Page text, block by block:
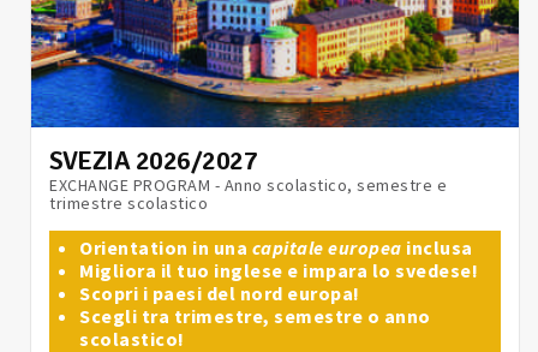
SVEZIA 2026/2027
EXCHANGE PROGRAM - Anno scolastico, semestre e
trimestre scolastico
Orientation in una capitale europea inclusa
Migliora il tuo inglese e impara lo svedese!
Scopri i paesi del nord europa!
Scegli tra trimestre, semestre o anno
scolastico!